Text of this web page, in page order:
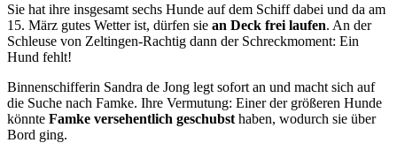
Sie hat ihre insgesamt sechs Hunde auf dem Schiff dabei und da am
15. März gutes Wetter ist, dürfen sie an Deck frei laufen. An der
Schleuse von Zeltingen-Rachtig dann der Schreckmoment: Ein
Hund fehlt!
Binnenschifferin Sandra de Jong legt sofort an und macht sich auf
die Suche nach Famke. Ihre Vermutung: Einer der größeren Hunde
könnte Famke versehentlich geschubst haben, wodurch sie über
Bord ging.